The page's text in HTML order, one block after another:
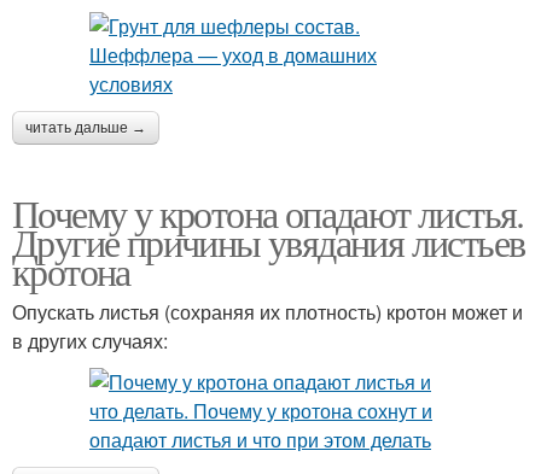
читать дальше →
Почему у кротона опадают листья.
Другие причины увядания листьев
кротона
Опускать листья (сохраняя их плотность) кротон может и
в других случаях: